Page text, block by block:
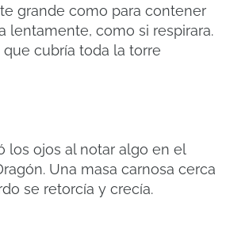
grande como para contener
lentamente, como si respirara.
cubría toda la torre
los ojos al notar algo en el
Una masa carnosa cerca
se retorcía y crecía.